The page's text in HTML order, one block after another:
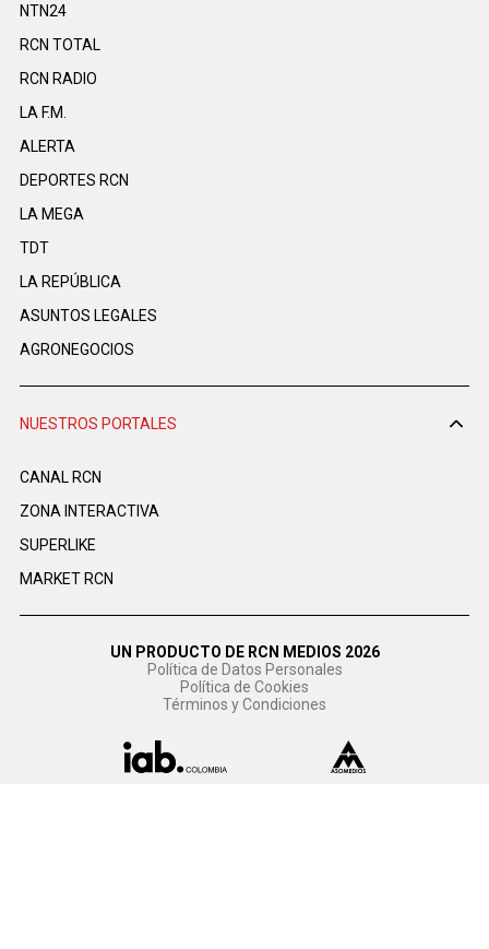
NTN24
RCN TOTAL
RCN RADIO
LA F.M.
ALERTA
DEPORTES RCN
LA MEGA
TDT
LA REPÚBLICA
ASUNTOS LEGALES
AGRONEGOCIOS
NUESTROS PORTALES
CANAL RCN
ZONA INTERACTIVA
SUPERLIKE
MARKET RCN
UN PRODUCTO DE RCN MEDIOS 2026
Política de Datos Personales
Política de Cookies
Términos y Condiciones